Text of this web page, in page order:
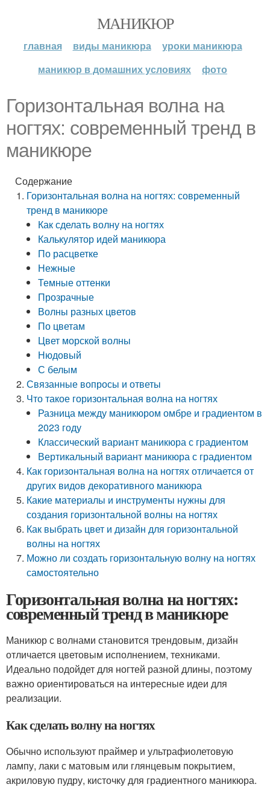
МАНИКЮР
главная виды маникюра
уроки маникюра
маникюр в домашних условиях
фото
Горизонтальная волна на
ногтях: современный тренд в
маникюре
Содержание
Горизонтальная волна на ногтях: современный
тренд в маникюре
Как сделать волну на ногтях
Калькулятор идей маникюра
По расцветке
Нежные
Темные оттенки
Прозрачные
Волны разных цветов
По цветам
Цвет морской волны
Нюдовый
С белым
Связанные вопросы и ответы
Что такое горизонтальная волна на ногтях
Разница между маникюром омбре и градиентом в
2023 году
Классический вариант маникюра с градиентом
Вертикальный вариант маникюра с градиентом
Как горизонтальная волна на ногтях отличается от
других видов декоративного маникюра
Какие материалы и инструменты нужны для
создания горизонтальной волны на ногтях
Как выбрать цвет и дизайн для горизонтальной
волны на ногтях
Можно ли создать горизонтальную волну на ногтях
самостоятельно
Горизонтальная волна на ногтях:
современный тренд в маникюре
Маникюр с волнами становится трендовым, дизайн
отличается цветовым исполнением, техниками.
Идеально подойдет для ногтей разной длины, поэтому
важно ориентироваться на интересные идеи для
реализации.
Как сделать волну на ногтях
Обычно используют праймер и ультрафиолетовую
лампу, лаки с матовым или глянцевым покрытием,
акриловую пудру, кисточку для градиентного маникюра.